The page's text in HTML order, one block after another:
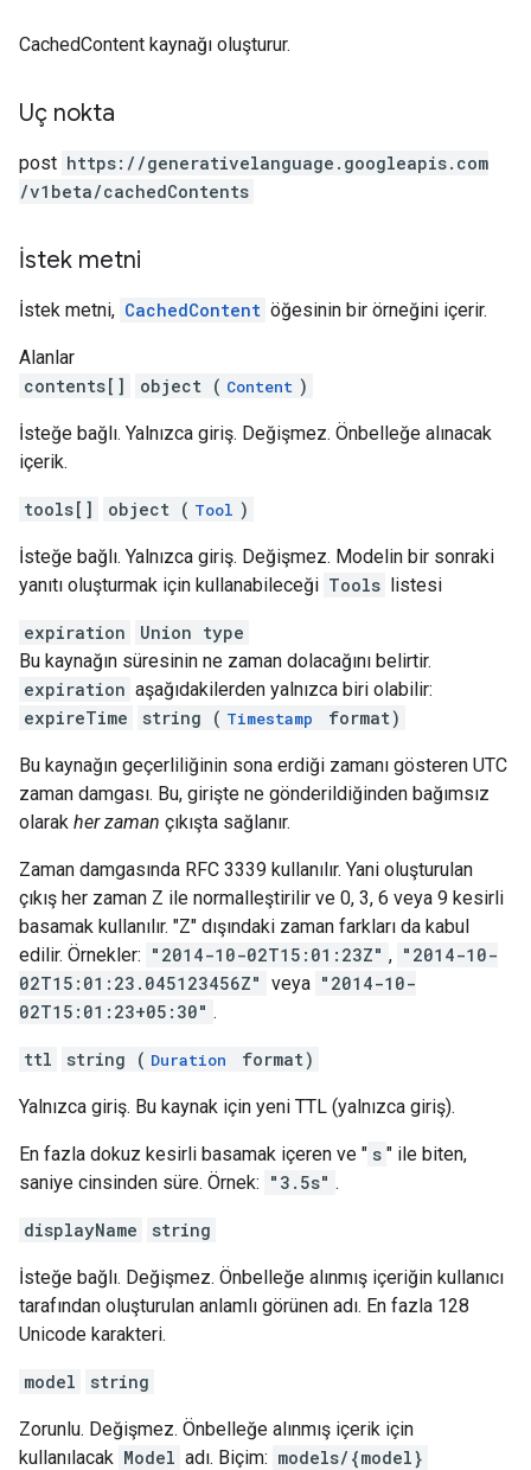
CachedContent kaynağı oluşturur.
Uç nokta
post https: / /generativelanguage.googleapis.com
/v1beta/cachedContents
İstek metni
İstek metni, CachedContent öğesinin bir örneğini içerir.
Alanlar
contents[]
object ( Content )
İsteğe bağlı. Yalnızca giriş. Değişmez. Önbelleğe alınacak
içerik.
tools[] object ( Tool )
İsteğe bağlı. Yalnızca giriş. Değişmez. Modelin bir sonraki
yanıtı oluşturmak için kullanabileceği Tools listesi
expiration
Union type
Bu kaynağın süresinin ne zaman dolacağını belirtir.
expiration aşağıdakilerden yalnızca biri olabilir:
expireTime
string ( Timestamp format)
Bu kaynağın geçerliliğinin sona erdiği zamanı gösteren UTC
zaman damgası. Bu, girişte ne gönderildiğinden bağımsız
olarak her zaman çıkışta sağlanır.
Zaman damgasında RFC 3339 kullanılır. Yani oluşturulan
çıkış her zaman Z ile normalleştirilir ve 0, 3, 6 veya 9 kesirli
basamak kullanılır. "Z" dışındaki zaman farkları da kabul
edilir. Örnekler: "2014-10-02T15:01:23Z" , "2014-10-
02T15:01:23.045123456Z" veya "2014-10-
02T15:01:23+05:30" .
ttl string ( Duration format)
Yalnızca giriş. Bu kaynak için yeni TTL (yalnızca giriş).
En fazla dokuz kesirli basamak içeren ve " s " ile biten,
saniye cinsinden süre. Örnek: "3.5s" .
displayName string
İsteğe bağlı. Değişmez. Önbelleğe alınmış içeriğin kullanıcı
tarafından oluşturulan anlamlı görünen adı. En fazla 128
Unicode karakteri.
model string
Zorunlu. Değişmez. Önbelleğe alınmış içerik için
kullanılacak Model adı. Biçim: models/{model}